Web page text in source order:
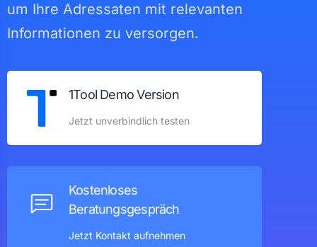
um Ihre Adressaten mit relevanten
Informationen zu versorgen.
1Tool Demo Version
Jetzt unverbindlich testen
Kostenloses
Beratungsgespräch
Jetzt Kontakt aufnehmen